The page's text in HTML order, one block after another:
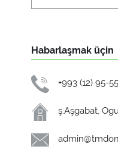
Habarlaşmak üçin
+993 (12) 95-
ş.Aşgabat,